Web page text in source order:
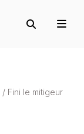
/ Fini le mitigeur